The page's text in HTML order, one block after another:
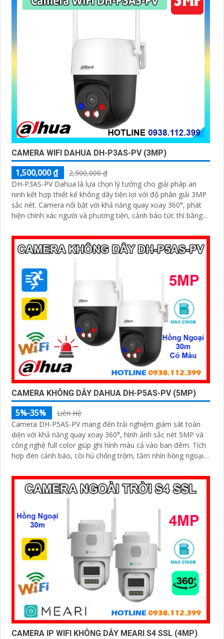
CAMERA WIFI DAHUA DH-P3AS-PV (3MP)
1,500,000 ₫
2,500,000 ₫
DH-P3AS-PV Dahua là lựa chọn lý tưởng cho giải pháp an
ninh kết hợp thiết kế không dây tiện lợi với độ phân giải 3MP
sắc nét. Camera nổi bật với khả năng quay xoay 360°, phát
hiện chính xác người và phương tiện, cảnh báo tức thì bằng
CAMERA KHÔNG DÂY DAHUA DH-P5AS-PV (5MP)
5%-35%
Liên Hệ
Camera DH-P5AS-PV mang đến trải nghiệm giám sát toàn
diện với khả năng quay xoay 360°, hình ảnh sắc nét 5MP và
công nghệ full color giúp ghi hình màu cả vào ban đêm. Tích
hợp đèn cảnh báo, còi hú chống trộm, tầm nhìn hồng ngoại
camera hoạt động ổn định trong mọi điều kiện
CAMERA IP WIFI KHÔNG DÂY MEARI S4 SSL (4MP)